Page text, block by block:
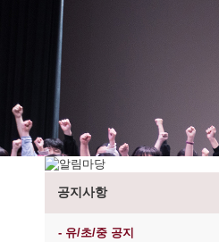
공지사항
- 유/초/중 공지